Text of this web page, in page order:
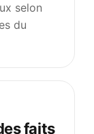
selon
du
faits